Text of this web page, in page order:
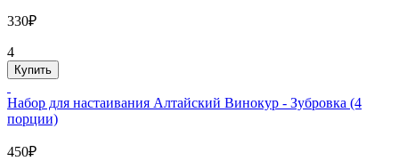
330₽
4
Купить
Набор для настаивания Алтайский Винокур - Зубровка (4
порции)
450₽